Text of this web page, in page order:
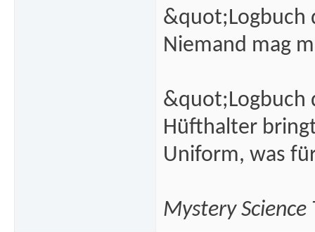
&quot;Logbuch
Niemand mag
&quot;Logbuch
Hüfthalter
Uniform, was
Mystery